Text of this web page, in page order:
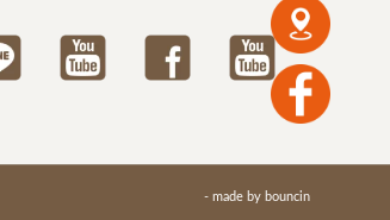
- made by bouncin